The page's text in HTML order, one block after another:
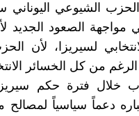
الشيوعي
2015 في مواجهة الصعود
لسيريزا،
من كل الخسائر
دعماً سياسياً